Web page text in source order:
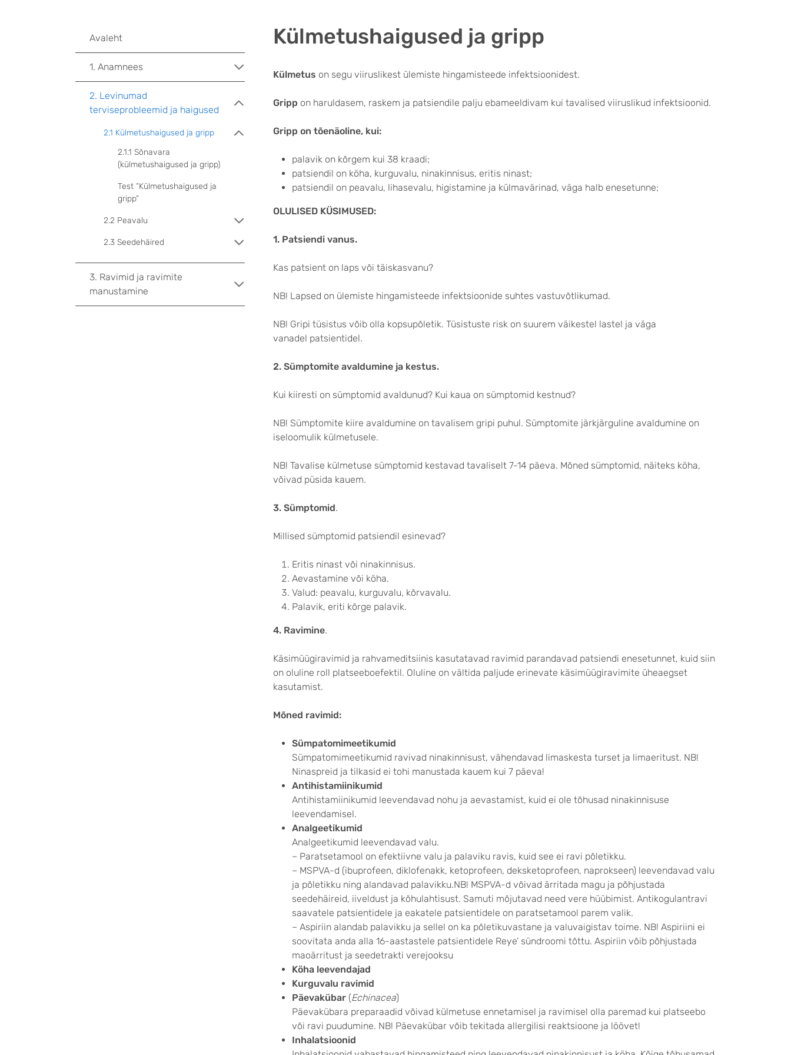
Külmetushaigused ja gripp
Külmetus on segu viiruslikest ülemiste hingamisteede infektsioonidest.
Gripp on haruldasem, raskem ja patsiendile palju ebameeldivam kui tavalised viiruslikud infektsioonid.
Gripp on tõenäoline, kui:
palavik on kõrgem kui 38 kraadi;
patsiendil on köha, kurguvalu, ninakinnisus, eritis ninast;
patsiendil on peavalu, lihasevalu, higistamine ja külmavärinad, väga halb enesetunne;
OLULISED KÜSIMUSED:
1. Patsiendi vanus.
Kas patsient on laps või täiskasvanu?
NB! Lapsed on ülemiste hingamisteede infektsioonide suhtes vastuvõtlikumad.
NB! Gripi tüsistus võib olla kopsupõletik. Tüsistuste risk on suurem väikestel lastel ja väga
vanadel patsientidel.
2. Sümptomite avaldumine ja kestus.
Kui kiiresti on sümptomid avaldunud? Kui kaua on sümptomid kestnud?
NB! Sümptomite kiire avaldumine on tavalisem gripi puhul. Sümptomite järkjärguline avaldumine on
iseloomulik külmetusele.
NB! Tavalise külmetuse sümptomid kestavad tavaliselt 7-14 päeva. Mõned sümptomid, näiteks köha,
võivad püsida kauem.
3. Sümptomid.
Millised sümptomid patsiendil esinevad?
Eritis ninast või ninakinnisus.
Aevastamine või köha.
Valud: peavalu, kurguvalu, kõrvavalu.
Palavik, eriti kõrge palavik.
4. Ravimine.
Käsimüügiravimid ja rahvameditsiinis kasutatavad ravimid parandavad patsiendi enesetunnet, kuid siin
on oluline roll platseeboefektil. Oluline on vältida paljude erinevate käsimüügiravimite üheaegset
kasutamist.
Mõned ravimid:
Sümpatomimeetikumid
Sümpatomimeetikumid ravivad ninakinnisust, vähendavad limaskesta turset ja limaeritust. NB!
Ninaspreid ja tilkasid ei tohi manustada kauem kui 7 päeva!
Antihistamiinikumid
Antihistamiinikumid leevendavad nohu ja aevastamist, kuid ei ole tõhusad ninakinnisuse
leevendamisel.
Analgeetikumid
Analgeetikumid leevendavad valu.
– Paratsetamool on efektiivne valu ja palaviku ravis, kuid see ei ravi põletikku.
– MSPVA-d (ibuprofeen, diklofenakk, ketoprofeen, deksketoprofeen, naprokseen) leevendavad valu
ja põletikku ning alandavad palavikku.NB! MSPVA-d võivad ärritada magu ja põhjustada
seedehäireid, iiveldust ja kõhulahtisust. Samuti mõjutavad need vere hüübimist. Antikogulantravi
saavatele patsientidele ja eakatele patsientidele on paratsetamool parem valik.
– Aspiriin alandab palavikku ja sellel on ka põletikuvastane ja valuvaigistav toime. NB! Aspiriini ei
soovitata anda alla 16-aastastele patsientidele Reye’ sündroomi tõttu. Aspiriin võib põhjustada
maoärritust ja seedetrakti verejooksu
Köha leevendajad
Kurguvalu ravimid
Päevakübar (Echinacea)
Päevakübara preparaadid võivad külmetuse ennetamisel ja ravimisel olla paremad kui platseebo
või ravi puudumine. NB! Päevakübar võib tekitada allergilisi reaktsioone ja löövet!
Inhalatsioonid
Avaleht
1. Anamnees
2. Levinumad
terviseprobleemid ja haigused
2.1 Külmetushaigused ja gripp
2.1.1 Sõnavara
(külmetushaigused ja gripp)
Test “Külmetushaigused ja
gripp”
2.2 Peavalu
2.3 Seedehäired
3. Ravimid ja ravimite
manustamine